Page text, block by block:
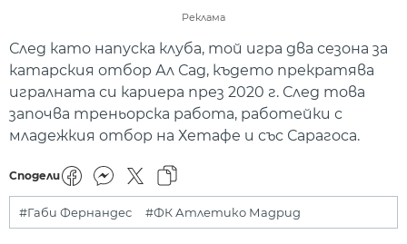
Реклама
След като напуска клуба, той игра два сезона за
катарския отбор Ал Сад, където прекратява
игралната си кариера през 2020 г. След това
започва треньорска работа, работейки с
младежкия отбор на Хетафе и със Сарагоса.
Сподели
#Габи Фернандес #ФК Атлетико Мадрид